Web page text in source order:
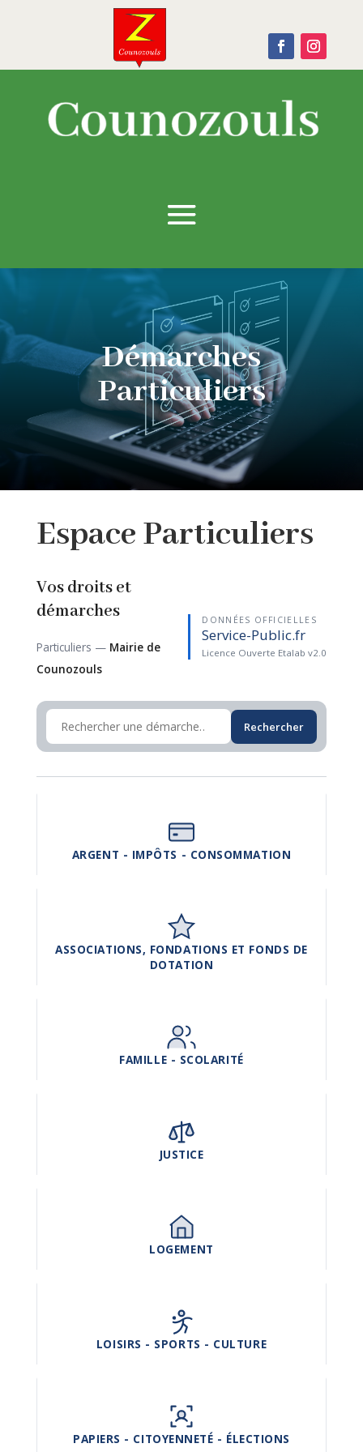
Démarches
Particuliers
EspaceParticuliers
Vos droits et
démarches
Particuliers — Mairie de
Counozouls
DONNÉES OFFICIELLES
Service-Public.fr
Licence Ouverte Etalab v2.0
Rechercher
ARGENT - IMPÔTS - CONSOMMATION
ASSOCIATIONS, FONDATIONS ET FONDS DE
DOTATION
FAMILLE - SCOLARITÉ
JUSTICE
LOGEMENT
LOISIRS - SPORTS - CULTURE
PAPIERS - CITOYENNETÉ - ÉLECTIONS